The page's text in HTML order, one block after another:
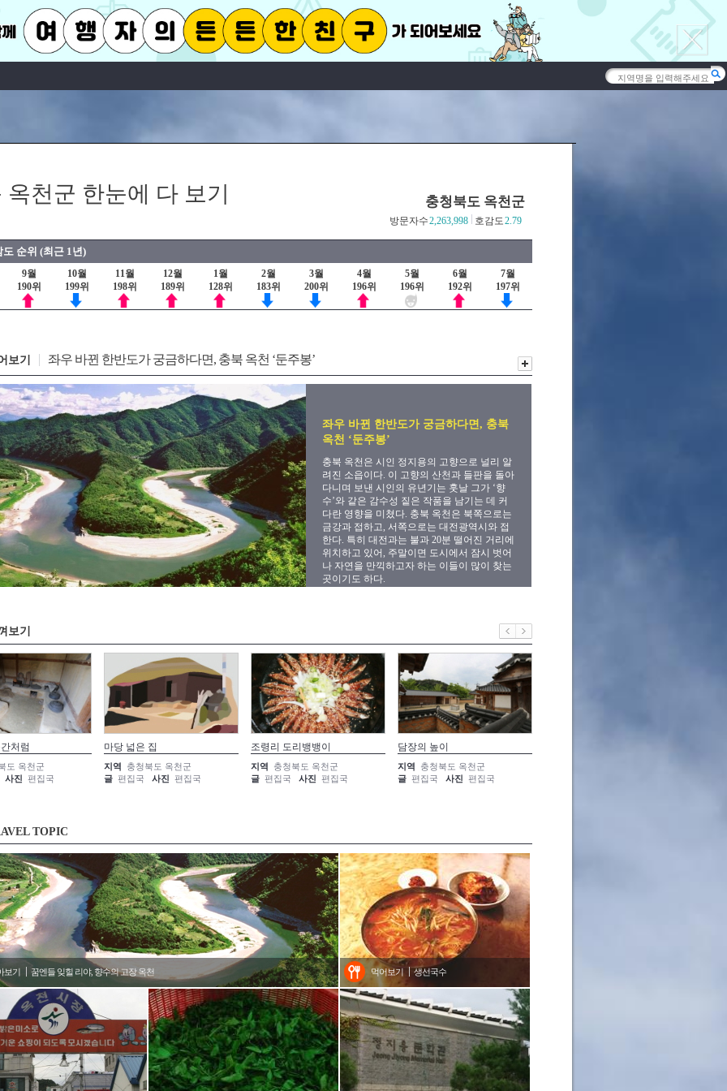
옥천군 한눈에 다 보기 충청북도 옥천군
호감도2.79
방문자수2,263,998
순위 (최근 1년)
9월
190위
10월
199위
11월
198위
12월
189위
1월
128위
2월
183위
3월
200위
4월
196위
5월
196위
6월
192위
7월
197위
보기 좌우 바뀐 한반도가 궁금하다면, 충북 옥천 ‘둔주봉’
좌우 바뀐 한반도가 궁금하다면, 충북
옥천 ‘둔주봉’
충북 옥천은 시인 정지용의 고향으로 널리 알
려진 소읍이다. 이 고향의 산천과 들판을 돌아
다니며 보낸 시인의 유년기는 훗날 그가 ‘향
수’와 같은 감수성 짙은 작품을 남기는 데 커
다란 영향을 미쳤다. 충북 옥천은 북쪽으로는
금강과 접하고, 서쪽으로는 대전광역시와 접
한다. 특히 대전과는 불과 20분 떨어진 거리에
위치하고 있어, 주말이면 도시에서 잠시 벗어
나 자연을 만끽하고자 하는 이들이 많이 찾는
곳이기도 하다.
보기
처럼
도 옥천군
진 편집국
마당 넓은 집
지역
충청북도 옥천군
글 편집국 사진 편집국
조령리 도리뱅뱅이
지역
충청북도 옥천군
글 편집국 사진 편집국
담장의 높이
지역
충청북도 옥천군
글 편집국 사진 편집국
TOPIC
먹어보기 생선국수
보기 꿈엔들 잊힐 리야, 향수의 고장 옥천